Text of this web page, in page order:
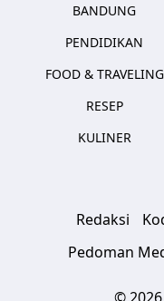
BANDUNG
PENDIDIKAN
FOOD & TRAVELING
RESEP
KULINER
Redaksi
Pedoman